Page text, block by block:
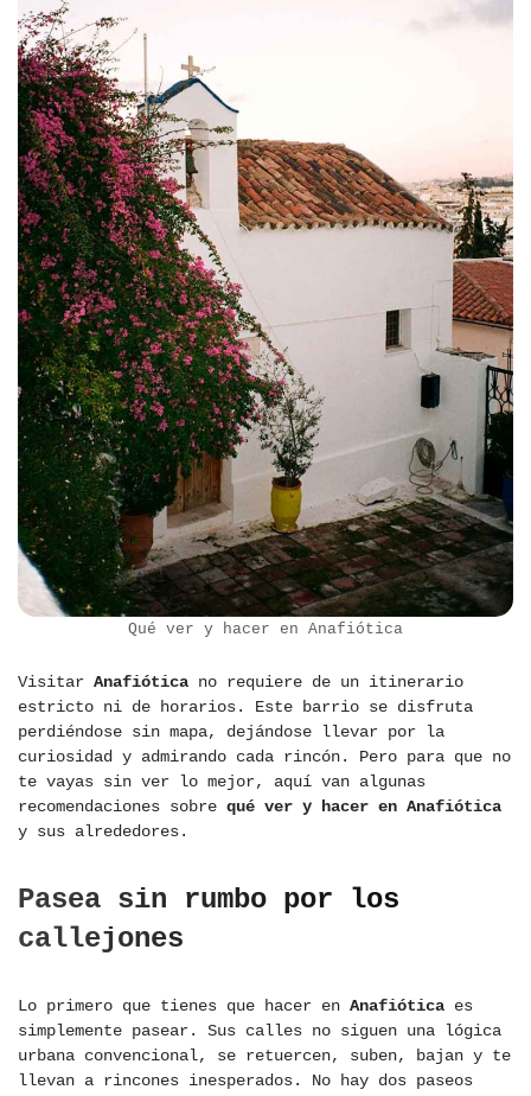
Qué ver y hacer en Anafiótica
Visitar Anafiótica no requiere de un itinerario
estricto ni de horarios. Este barrio se disfruta
perdiéndose sin mapa, dejándose llevar por la
curiosidad y admirando cada rincón. Pero para que no
te vayas sin ver lo mejor, aquí van algunas
recomendaciones sobre qué ver y hacer en Anafiótica
y sus alrededores.
Pasea sin rumbo por los
callejones
Lo primero que tienes que hacer en Anafiótica es
simplemente pasear. Sus calles no siguen una lógica
urbana convencional, se retuercen, suben, bajan y te
llevan a rincones inesperados. No hay dos paseos